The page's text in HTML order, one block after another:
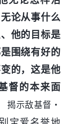
论从事什么
他的目标是
围绕有好的
的，这是他
督的本来面
揭示敌基督・